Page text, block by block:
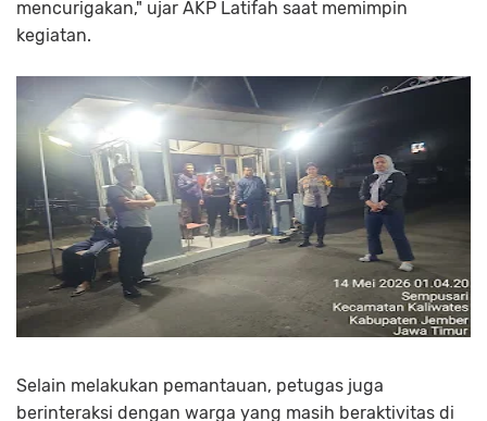
mencurigakan," ujar AKP Latifah saat memimpin
kegiatan.
Selain melakukan pemantauan, petugas juga
berinteraksi dengan warga yang masih beraktivitas di